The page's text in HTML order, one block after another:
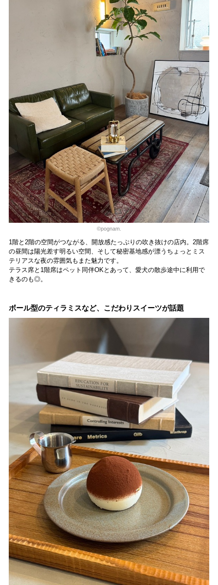
©pognam.
1階と2階の空間がつながる、開放感たっぷりの吹き抜けの店内。2階席
の昼間は陽光差す明るい空間、そして秘密基地感が漂うちょっとミス
テリアスな夜の雰囲気もまた魅力です。
テラス席と1階席はペット同伴OKとあって、愛犬の散歩途中に利用で
きるのも◎。
ボール型のティラミスなど、こだわりスイーツが話題